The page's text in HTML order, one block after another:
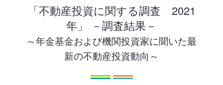
「不動産投資に関する調査 2021
年」 －調査結果－
～年金基金および機関投資家に聞いた最
新の不動産投資動向～